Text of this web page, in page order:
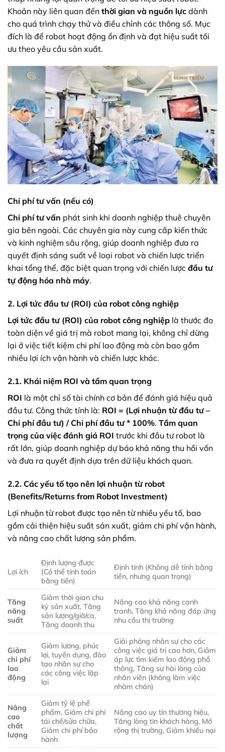
Khoản này liên quan đến thời gian và nguồn lực dành
cho quá trình chạy thử và điều chỉnh các thông số. Mục
đích là để robot hoạt động ổn định và đạt hiệu suất tối
ưu theo yêu cầu sản xuất.
Chi phí tư vấn (nếu có)
Chi phí tư vấn phát sinh khi doanh nghiệp thuê chuyên
gia bên ngoài. Các chuyên gia này cung cấp kiến thức
và kinh nghiệm sâu rộng, giúp doanh nghiệp đưa ra
quyết định sáng suốt về loại robot và chiến lược triển
khai tổng thể, đặc biệt quan trọng với chiến lược đầu tư
tự động hóa nhà máy.
2. Lợi tức đầu tư (ROI) của robot công nghiệp
Lợi tức đầu tư (ROI) của robot công nghiệp là thước đo
toàn diện về giá trị mà robot mang lại, không chỉ dừng
lại ở việc tiết kiệm chi phí lao động mà còn bao gồm
nhiều lợi ích vận hành và chiến lược khác.
2.1. Khái niệm ROI và tầm quan trọng
ROI là một chỉ số tài chính cơ bản để đánh giá hiệu quả
đầu tư. Công thức tính là: ROI = (Lợi nhuận từ đầu tư –
Chi phí đầu tư) / Chi phí đầu tư * 100%. Tầm quan
trọng của việc đánh giá ROI trước khi đầu tư robot là
rất lớn, giúp doanh nghiệp dự báo khả năng thu hồi vốn
và đưa ra quyết định dựa trên dữ liệu khách quan.
2.2. Các yếu tố tạo nên lợi nhuận từ robot
(Benefits/Returns from Robot Investment)
Lợi nhuận từ robot được tạo nên từ nhiều yếu tố, bao
gồm cải thiện hiệu suất sản xuất, giảm chi phí vận hành,
và nâng cao chất lượng sản phẩm.
Lợi ích
Định lượng được
(Có thể tính toán
bằng tiền)
Định tính (Không dễ tính bằng
tiền, nhưng quan trọng)
Tăng
năng
suất
Giảm thời gian chu
kỳ sản xuất, Tăng
sản lượng/giờ/ca,
Tăng doanh thu
Nâng cao khả năng cạnh
tranh, Tăng khả năng đáp ứng
nhu cầu thị trường
Giảm
chi phí
lao
động
Giảm lương, phúc
lợi, tuyển dụng, đào
tạo nhân sự cho
các công việc lặp
lại
Giải phóng nhân sự cho các
công việc giá trị cao hơn, Giảm
áp lực tìm kiếm lao động phổ
thông, Tăng sự hài lòng của
nhân viên (không làm việc
nhàm chán)
Nâng
cao
chất
lượng
Giảm tỷ lệ phế
phẩm, Giảm chi phí
tái chế/sửa chữa,
Giảm chi phí bảo
hành
Nâng cao uy tín thương hiệu,
Tăng lòng tin khách hàng, Mở
rộng thị trường, Giảm khiếu nại